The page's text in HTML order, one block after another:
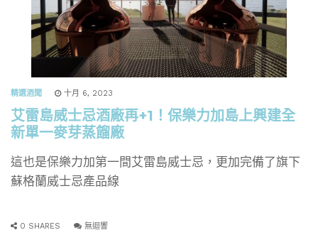
精選酒聞 十月 6, 2023
艾雷島威士忌酒廠再+1！保樂力加島上興建全
新單一麥芽蒸餾廠
這也是保樂力加第一間艾雷島威士忌，更加完備了旗下
蘇格蘭威士忌產品線
0 SHARES 無迴響